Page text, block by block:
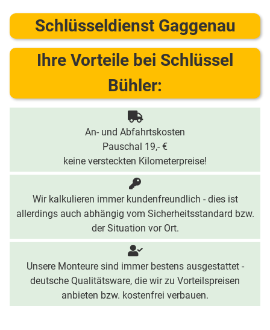
Schlüsseldienst Gaggenau
Ihre Vorteile bei Schlüssel
Bühler:
An- und Abfahrtskosten
Pauschal 19,- €
keine versteckten Kilometerpreise!
Wir kalkulieren immer kundenfreundlich - dies ist
allerdings auch abhängig vom Sicherheitsstandard bzw.
der Situation vor Ort.
Unsere Monteure sind immer bestens ausgestattet -
deutsche Qualitätsware, die wir zu Vorteilspreisen
anbieten bzw. kostenfrei verbauen.